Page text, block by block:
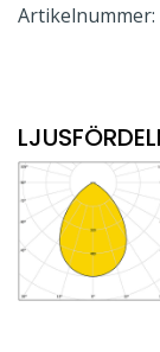
Artikelnummer: